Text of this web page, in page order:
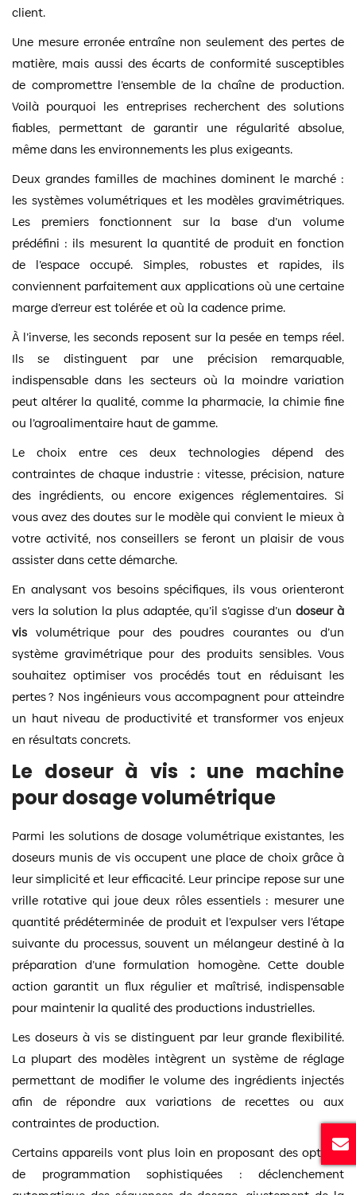
client.
Une mesure erronée entraîne non seulement des pertes de
matière, mais aussi des écarts de conformité susceptibles
de compromettre l’ensemble de la chaîne de production.
Voilà pourquoi les entreprises recherchent des solutions
fiables, permettant de garantir une régularité absolue,
même dans les environnements les plus exigeants.
Deux grandes familles de machines dominent le marché :
les systèmes volumétriques et les modèles gravimétriques.
Les premiers fonctionnent sur la base d’un volume
prédéfini : ils mesurent la quantité de produit en fonction
de l’espace occupé. Simples, robustes et rapides, ils
conviennent parfaitement aux applications où une certaine
marge d’erreur est tolérée et où la cadence prime.
À l’inverse, les seconds reposent sur la pesée en temps réel.
Ils se distinguent par une précision remarquable,
indispensable dans les secteurs où la moindre variation
peut altérer la qualité, comme la pharmacie, la chimie fine
ou l’agroalimentaire haut de gamme.
Le choix entre ces deux technologies dépend des
contraintes de chaque industrie : vitesse, précision, nature
des ingrédients, ou encore exigences réglementaires. Si
vous avez des doutes sur le modèle qui convient le mieux à
votre activité, nos conseillers se feront un plaisir de vous
assister dans cette démarche.
En analysant vos besoins spécifiques, ils vous orienteront
vers la solution la plus adaptée, qu’il s’agisse d’undoseur à
visvolumétrique pour des poudres courantes ou d’un
système gravimétrique pour des produits sensibles. Vous
souhaitez optimiser vos procédés tout en réduisant les
pertes ? Nos ingénieurs vous accompagnent pour atteindre
un haut niveau de productivité et transformer vos enjeux
en résultats concrets.
Le doseur à vis : une machine
pour dosage volumétrique
Parmi les solutions de dosage volumétrique existantes, les
doseurs munis de vis occupent une place de choix grâce à
leur simplicité et leur efficacité. Leur principe repose sur une
vrille rotative qui joue deux rôles essentiels : mesurer une
quantité prédéterminée de produit et l’expulser vers l’étape
suivante du processus, souvent un mélangeur destiné à la
préparation d’une formulation homogène. Cette double
action garantit un flux régulier et maîtrisé, indispensable
pour maintenir la qualité des productions industrielles.
Les doseurs à vis se distinguent par leur grande flexibilité.
La plupart des modèles intègrent un système de réglage
permettant de modifier le volume des ingrédients injectés
afin de répondre aux variations de recettes ou aux
contraintes de production.
Certains appareils vont plus loin en proposant des options
de programmation sophistiquées : déclenchement